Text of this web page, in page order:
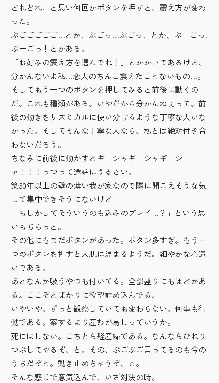
どれどれ、と思い何回かボタンを押すと、震え方が変わ
った。
ぶごごごごご…とか、ぶごっ…ぶごっ、とか、ぶーごっ!
ぶーごっ！とかある。
「お好みの震え方を選んでね！」とかかいてあるけど、
分かんないよ私…恋人のちんこ震えたことないもの…。
そしてもう一つのボタンを押してみると前後に動くの
だ。これも種類がある。いやだから分かんねぇって。前
後の動きをリズミカルに使い分けるような丁寧な人いな
かった。そしてそんな丁寧な人なら、私とは絶対付き合
わないだろう。
ちなみに前後に動かすとギーシャギーシャギーシ
ャ！！！っつって途端にうるさい。
築30年以上の壁の薄い我が家なので隣に聞こえそうな気
して集中できそうにないけど
「もしかしてそういうのも込みのプレイ…？」という思
いもちらっと。
その他にもまだボタンがあった。ボタン多すぎ。もう一
つのボタンを押すと人肌に温まるようだ。細やかな心遣
いである。
あとなんか吸うやつも付いてる。全部盛りにもほどがあ
る。ここぞとばかりに欲望詰め込んでる。
いやいや。ずっと観察していても変わらない。何事も行
動である。案ずるより産むが易しっていうか。
死にはしない。こちとら経産婦である。なんならひねり
つぶしてやるぞ、と。その、ぶごぶご言ってるのも今の
うちだぞと。動き止めちゃうぞ、と。
そんな感じで意気込んで、いざ対決の時。